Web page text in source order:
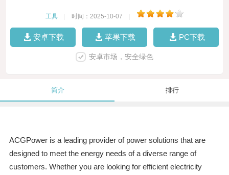
工具 时间：2025-10-07
安卓下载 苹果下载 PC下载
安卓市场，安全绿色
简介 排行
ACGPower is a leading provider of power solutions that are
designed to meet the energy needs of a diverse range of
customers. Whether you are looking for efficient electricity